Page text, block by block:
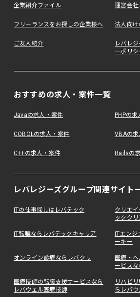
企業紹介ファイル 運営会社
フリーランスをお探しの企業様へ 法人向け
ご友人紹介
レバレ
ーポリシ
おすすめの求人・案件一覧
Javaの求人・案件 PHPの
COBOLの求人・案件 VBAの
C++の求人・案件 Railsの
レバレジーズグループ関連サイト
ITの仕事探しはレバテック
クリエ
ックク
IT転職ならレバテックキャリア
ITエン
ーキー
オンライン診療ならレバクリ
医療・
ービスな
医療技師の転職支援サービスなら
レバウェル医療技師
リハビ
らレバ